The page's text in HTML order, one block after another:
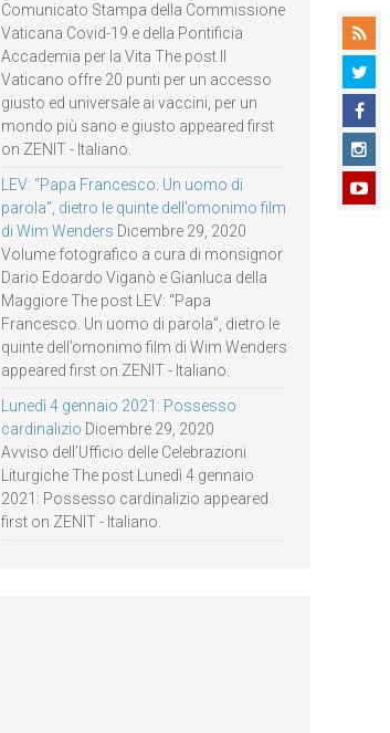
Comunicato Stampa della Commissione
Vaticana Covid-19 e della Pontificia
Accademia per la Vita The post Il
Vaticano offre 20 punti per un accesso
giusto ed universale ai vaccini, per un
mondo più sano e giusto appeared first
on ZENIT - Italiano.
LEV: “Papa Francesco. Un uomo di
parola”, dietro le quinte dell’omonimo film
di Wim Wenders Dicembre 29, 2020
Volume fotografico a cura di monsignor
Dario Edoardo Viganò e Gianluca della
Maggiore The post LEV: “Papa
Francesco. Un uomo di parola”, dietro le
quinte dell’omonimo film di Wim Wenders
appeared first on ZENIT - Italiano.
Lunedì 4 gennaio 2021: Possesso
cardinalizio Dicembre 29, 2020
Avviso dell’Ufficio delle Celebrazioni
Liturgiche The post Lunedì 4 gennaio
2021: Possesso cardinalizio appeared
first on ZENIT - Italiano.